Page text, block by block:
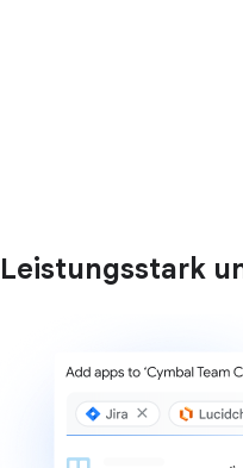
Leistungsstark